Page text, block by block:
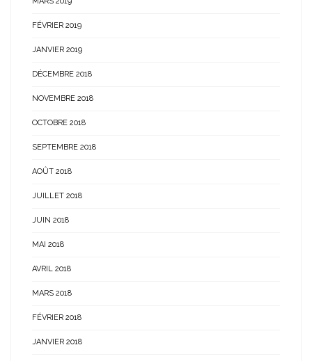
FÉVRIER 2019
JANVIER 2019
DÉCEMBRE 2018
NOVEMBRE 2018
OCTOBRE 2018
SEPTEMBRE 2018
AOÛT 2018
JUILLET 2018
JUIN 2018
MAI 2018
AVRIL 2018
MARS 2018
FÉVRIER 2018
JANVIER 2018